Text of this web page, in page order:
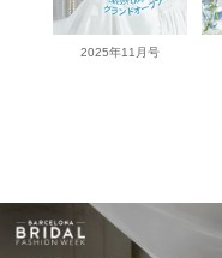
2025年11月号